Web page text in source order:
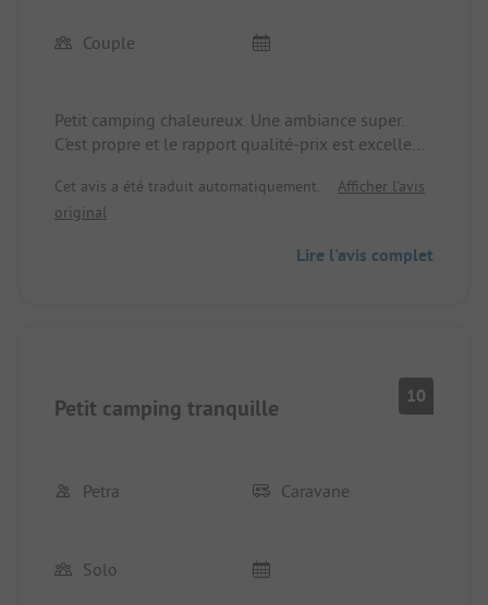
Couple
Petit camping chaleureux. Une ambiance super.
C'est propre et le rapport qualité-prix est excellent.
Cet avis a été traduit automatiquement.
Afficher l'avis
original
Lire l'avis complet
Petit camping tranquille 10
Petra Caravane
Solo